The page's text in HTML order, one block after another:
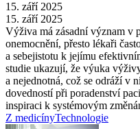
15. září 2025
15. září 2025
Výživa má zásadní význam v
onemocnění, přesto lékaři
a sebejistotu k jejímu
studie ukazují, že výuka
a nejednotná, což se odráží v
dovedností při poradenství
inspiraci k systémovým
Z medicínyTechnologie